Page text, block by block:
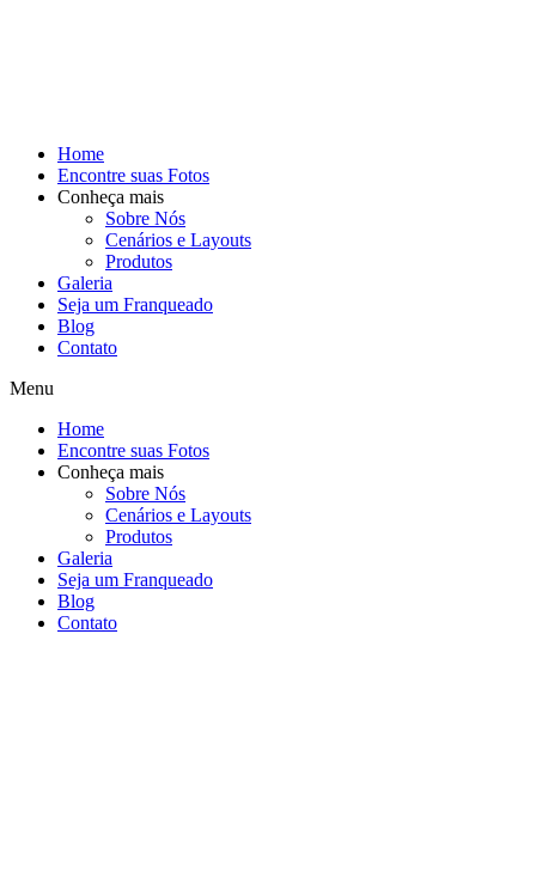
Home
Encontre suas Fotos
Conheça mais
Sobre Nós
Cenários e Layouts
Produtos
Galeria
Seja um Franqueado
Blog
Contato
Menu
Home
Encontre suas Fotos
Conheça mais
Sobre Nós
Cenários e Layouts
Produtos
Galeria
Seja um Franqueado
Blog
Contato